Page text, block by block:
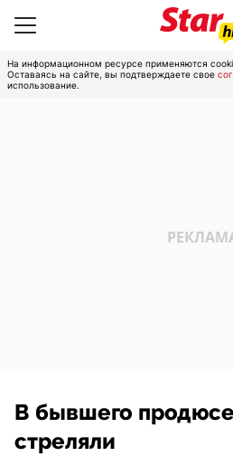
На информационном ресурсе применяются
Оставаясь на сайте, вы подтверждаете свое
использование.
В бывшего
стреляли